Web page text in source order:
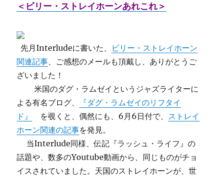
＜ビリー・ストレイホーンあれこれ＞
先月Interludeに書いた、
ビリー・ストレイホーン
関連記事、ご感想のメールも頂戴し、ありがとうご
ざいました！
米国のダグ・ラムゼイというジャズライターに
よる有名ブログ、
『ダグ・ラムゼイのリフタイ
ド』
を覗くと、偶然にも、6月6日付で、 ストレイ
ホーン関連の記事を発見。
当Interlude同様、伝記『ラッシュ・ライフ』の
話題や、数多のYoutube動画から、同じものがチョ
イスされていました。天国のストレイホーンが、世